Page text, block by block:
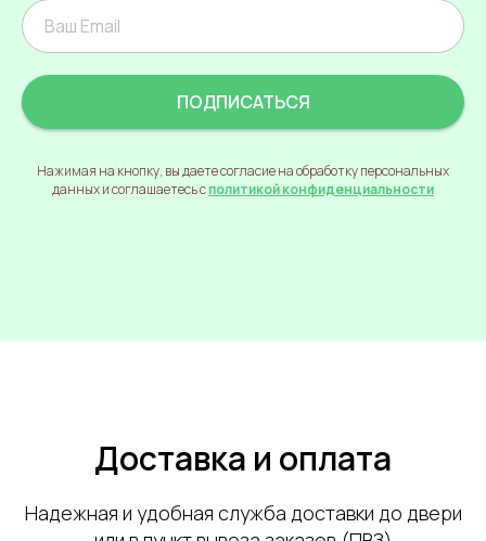
ПОДПИСАТЬСЯ
Нажимая на кнопку, вы даете согласие на обработку персональных
данных и соглашаетесь сполитикой конфиденциальности
Доставка и оплата
Надежная и удобная служба доставки до двери